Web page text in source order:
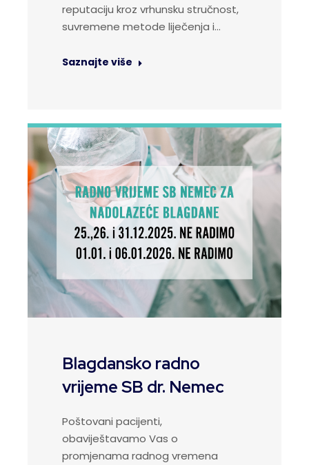
reputaciju kroz vrhunsku stručnost,
suvremene metode liječenja i…
Saznajte više
Blagdansko radno
vrijeme SB dr. Nemec
Poštovani pacijenti,
obaviještavamo Vas o
promjenama radnog vremena